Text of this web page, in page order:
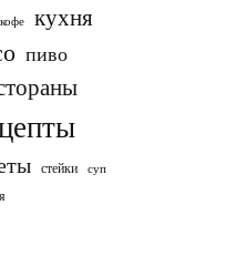
кофе кухня
пиво
стейки
суп